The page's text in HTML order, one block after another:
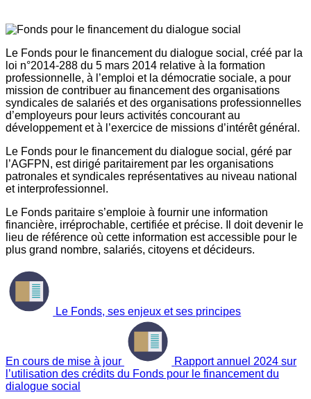
Le Fonds pour le financement du dialogue social, créé par la
loi n°2014-288 du 5 mars 2014 relative à la formation
professionnelle, à l’emploi et la démocratie sociale, a pour
mission de contribuer au financement des organisations
syndicales de salariés et des organisations professionnelles
d’employeurs pour leurs activités concourant au
développement et à l’exercice de missions d’intérêt général.
Le Fonds pour le financement du dialogue social, géré par
l’AGFPN, est dirigé paritairement par les organisations
patronales et syndicales représentatives au niveau national
et interprofessionnel.
Le Fonds paritaire s’emploie à fournir une information
financière, irréprochable, certifiée et précise. Il doit devenir le
lieu de référence où cette information est accessible pour le
plus grand nombre, salariés, citoyens et décideurs.
Le Fonds, ses enjeux et ses principes
En cours de mise à jour
Rapport annuel 2024 sur
l’utilisation des crédits du Fonds pour le financement du
dialogue social